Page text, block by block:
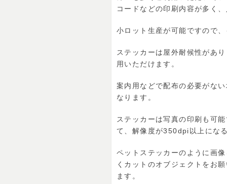
コードなどの印刷内容が多く
小ロット生産が可能ですので
ステッカーは屋外耐候性があ
用いただけます。
案内用などで配布の必要がな
なります。
ステッカーは写真の印刷も可
て、解像度が350dpi以上にな
ペットステッカーのように画
くカットのオブジェクトをお
ます。